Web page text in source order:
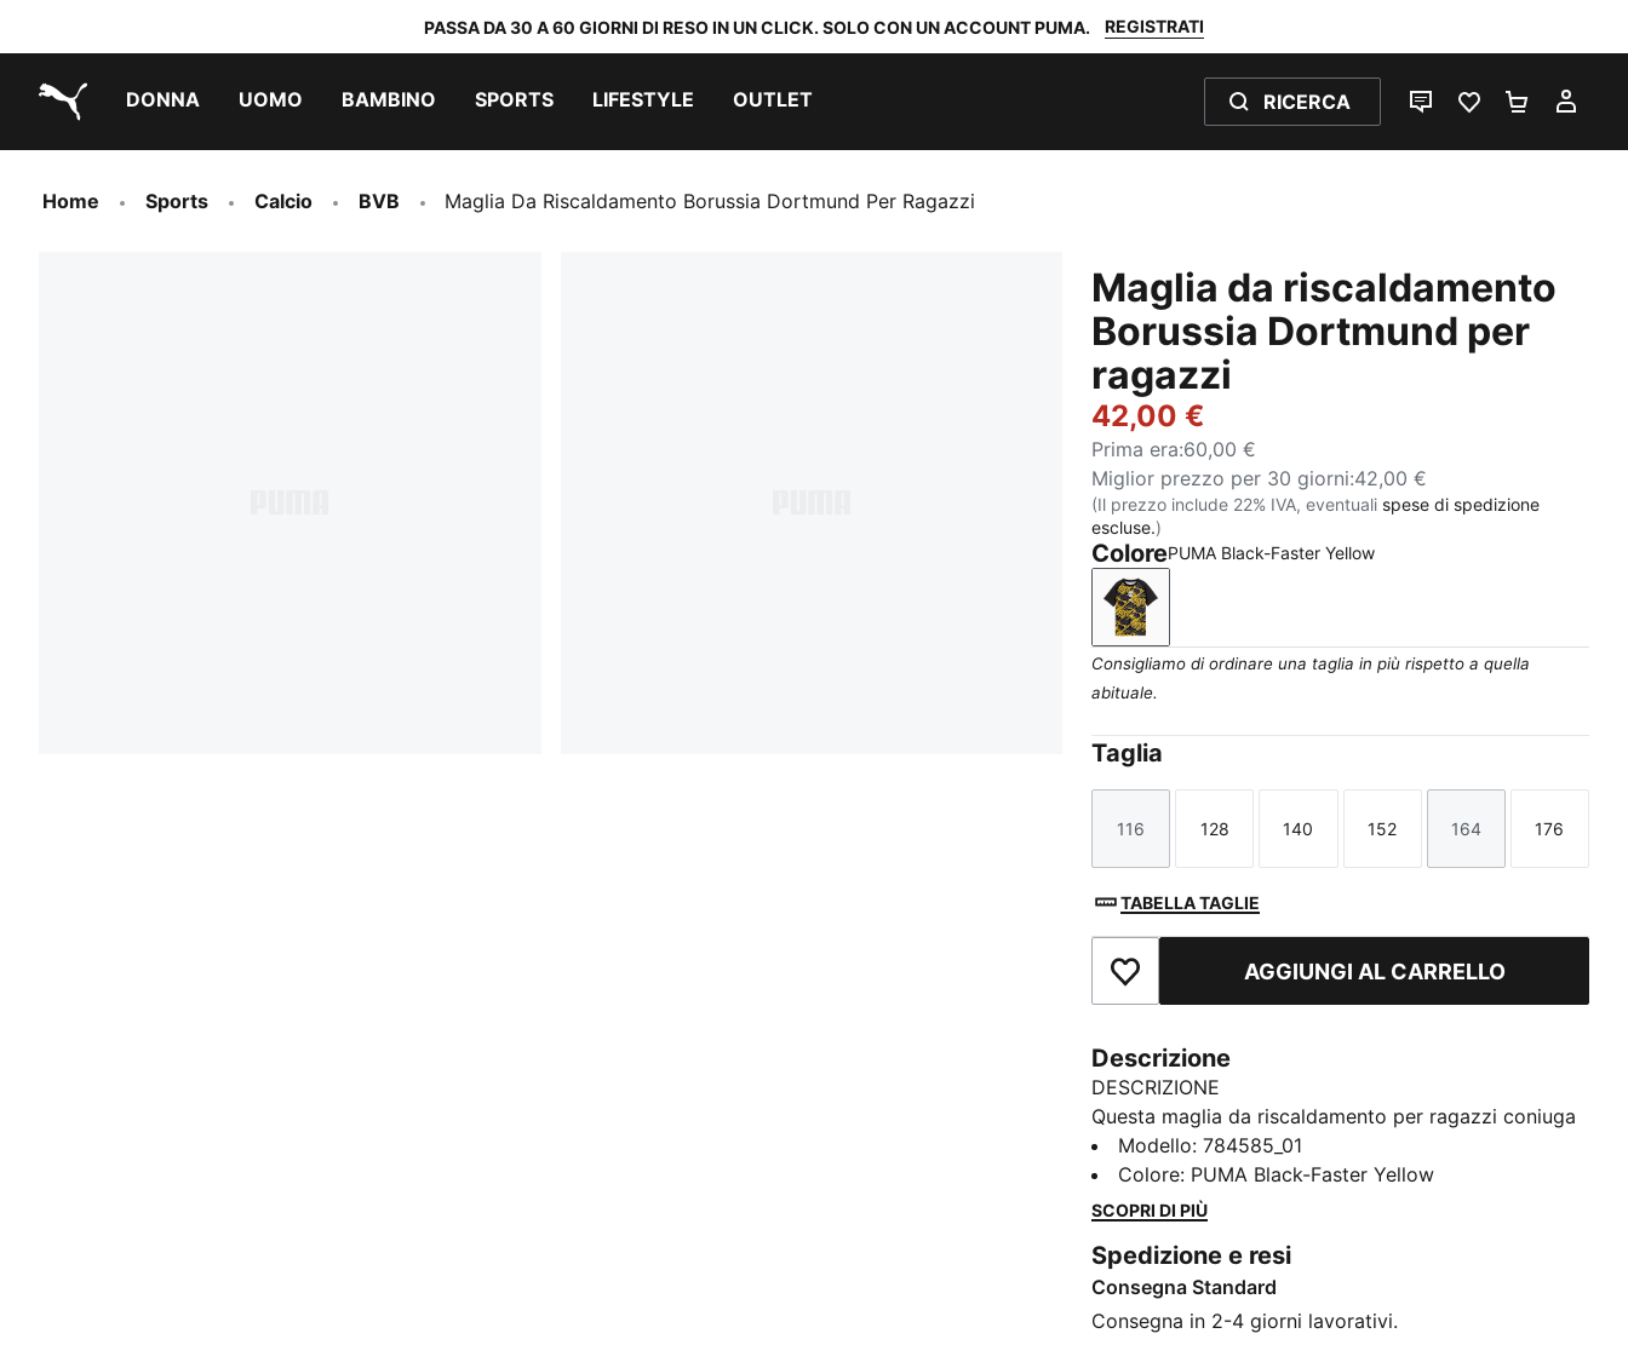
PASSA DA 30 A 60 GIORNI DI RESO IN UN CLICK. SOLO CON UN ACCOUNT PUMA. REGISTRATI
DONNA UOMO BAMBINO SPORTS LIFESTYLE OUTLET RICERCA
CHAT PREFERITI 0
Home Sports Calcio BVB Maglia Da Riscaldamento Borussia Dortmund Per Ragazzi
Maglia da riscaldamento
Borussia Dortmund per
ragazzi
42,00 €
Prima era:60,00 €
Miglior prezzo per 30 giorni:42,00 €
(Il prezzo include 22% IVA, eventuali spese di spedizione
escluse.)
ColorePUMA Black-Faster Yellow
PUMA Black-Faster Yellow
Consigliamo di ordinare una taglia in più rispetto a quella
abituale.
Taglia
Taglia
116
Taglia
128
Taglia
140
Taglia
152
Taglia
164
Taglia
176
TABELLA TAGLIE
Aggiungi ai PreferitiAGGIUNGI AL CARRELLO
Descrizione
DESCRIZIONE
Questa maglia da riscaldamento per ragazzi coniuga
lo stile leggendario del club con un design orientato
alle prestazioni. Che tu ti stia preparando per la
partita o che tu voglia dimostrare per quale squadra
Borussia Dortmund ti consente di incarnare i colori
del club.
CARATTERISTICHE + VANTAGGI
Modello:784585_01
Colore: PUMA Black-Faster Yellow
SCOPRI DI PIÙ
Spedizione e resi
Consegna Standard
Consegna in 2-4 giorni lavorativi.